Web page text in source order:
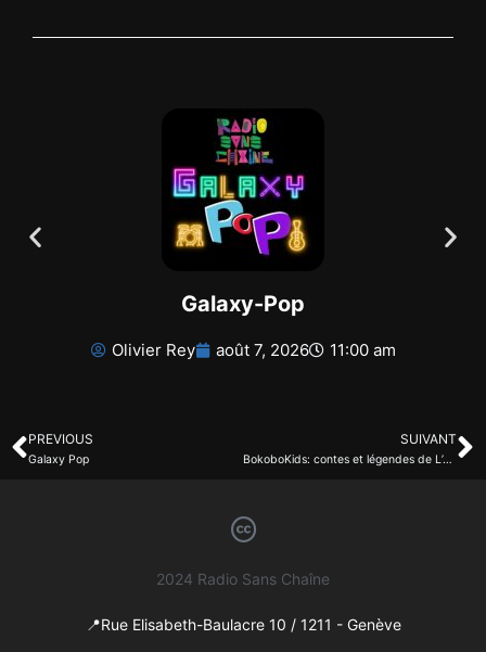
Galaxy-Pop
Olivier Rey août 7, 2026 11:00 am
PREVIOUS
Galaxy Pop
SUIVANT
BokoboKids: contes et légendes de L’ancienne sagesse africaine
2024 Radio Sans Chaîne
📍Rue Elisabeth-Baulacre 10 / 1211 - Genève